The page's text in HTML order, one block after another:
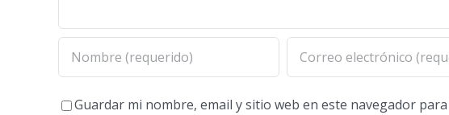
Guardar mi nombre, email y sitio web en este navegador